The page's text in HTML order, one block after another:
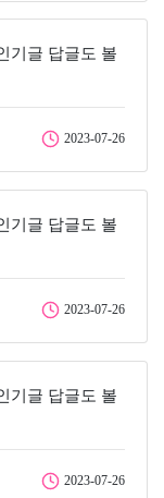
기글 답글도 볼
2023-07-26
기글 답글도 볼
2023-07-26
기글 답글도 볼
2023-07-26